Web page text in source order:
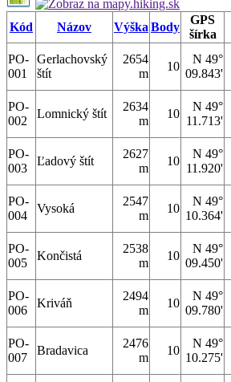
Kód Názov Výška Body
GPS
šírka
PO-
001
Gerlachovský
štít
2654
m
10
N 49°
09.843'
PO-
002
Lomnický štít
2634
m
10
N 49°
11.713'
PO-
003
Ľadový štít
2627
m
10
N 49°
11.920'
PO-
004
Vysoká
2547
m
10
N 49°
10.364'
PO-
005
Končistá
2538
m
10
N 49°
09.450'
PO-
006
Kriváň
2494
m
10
N 49°
09.780'
PO-
007
Bradavica
2476
m
10
N 49°
10.275'